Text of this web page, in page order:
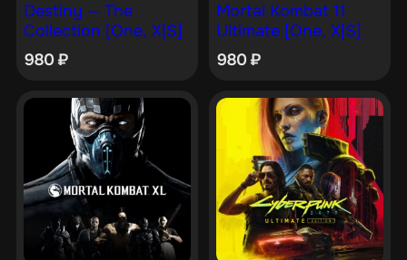
Destiny — The
Collection [One, X|S]
980₽
Mortal Kombat 11
Ultimate [One, X|S]
980₽